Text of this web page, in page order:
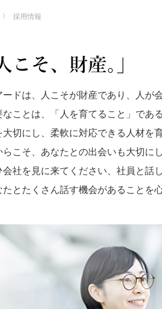
採用情報
ードは、人こそが財産であり、人が
なことは、「人を育てること」であ
大切にし、柔軟に対応できる人材を
らこそ、あなたとの出会いも大切に
会社を見に来てください、社員と話
たとたくさん話す機会があることを